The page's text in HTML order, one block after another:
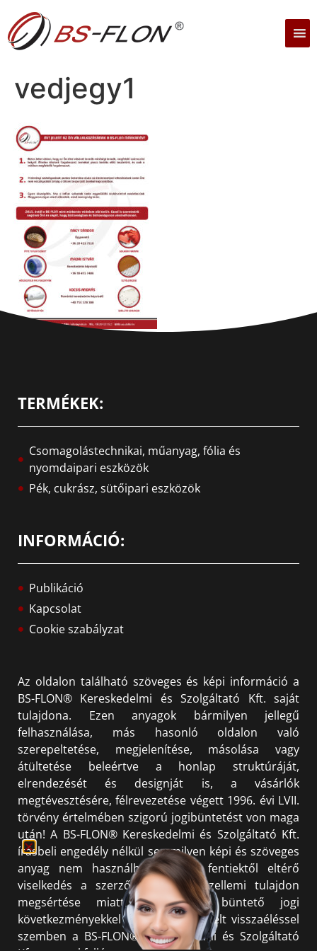
vedjegy1
TERMÉKEK:
Csomagolástechnikai, műanyag, fólia és
nyomdaipari eszközök
Pék, cukrász, sütőipari eszközök
INFORMÁCIÓ:
Publikáció
Kapcsolat
Cookie szabályzat
Az oldalon található szöveges és képi információ a
BS-FLON® Kereskedelmi és Szolgáltató Kft. saját
tulajdona. Ezen anyagok bármilyen jellegű
felhasználása, más hasonló oldalon való
szerepeltetése, megjelenítése, másolása vagy
átültetése beleértve a honlap struktúráját,
elrendezését és designját is, a vásárlók
megtévesztésére, félrevezetése végett 1996. évi LVII.
törvény értelmében szigorú jogibüntetést von maga
után! A BS-FLON® Kereskedelmi és Szolgáltató Kft.
írásbeli engedély nélkül semmilyen képi és szöveges
anyag nem használható fel. A fentiektől eltérő
viselkedés a szerzői jog és a szellemi tulajdon
megsértése miatt polgári és büntető jogi
következményekkel jár. Minden észlelt visszaéléssel
szemben a BS-FLON® Kereskedelmi és Szolgáltató